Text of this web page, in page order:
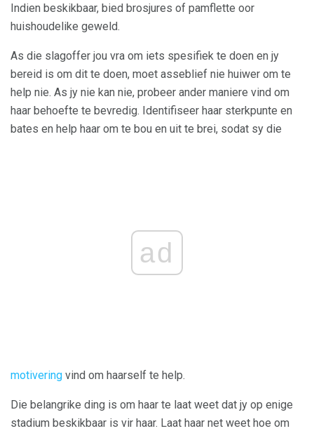
Indien beskikbaar, bied brosjures of pamflette oor
huishoudelike geweld.
As die slagoffer jou vra om iets spesifiek te doen en jy
bereid is om dit te doen, moet asseblief nie huiwer om te
help nie. As jy nie kan nie, probeer ander maniere vind om
haar behoefte te bevredig. Identifiseer haar sterkpunte en
bates en help haar om te bou en uit te brei, sodat sy die
ad
motivering vind om haarself te help.
Die belangrike ding is om haar te laat weet dat jy op enige
stadium beskikbaar is vir haar. Laat haar net weet hoe om